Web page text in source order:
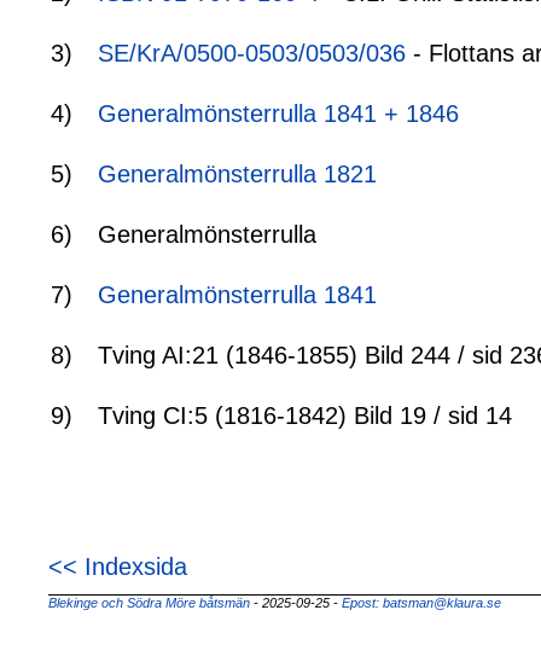
3) SE/KrA/0500-0503/0503/036 - Flottans
4) Generalmönsterrulla 1841 + 1846
5) Generalmönsterrulla 1821
6) Generalmönsterrulla
7) Generalmönsterrulla 1841
8) Tving AI:21 (1846-1855) Bild 244 / sid
9) Tving CI:5 (1816-1842) Bild 19 / sid 14
<< Indexsida
Blekinge och Södra Möre båtsmän - 2025-09-25 - Epost: batsman@klaura.se